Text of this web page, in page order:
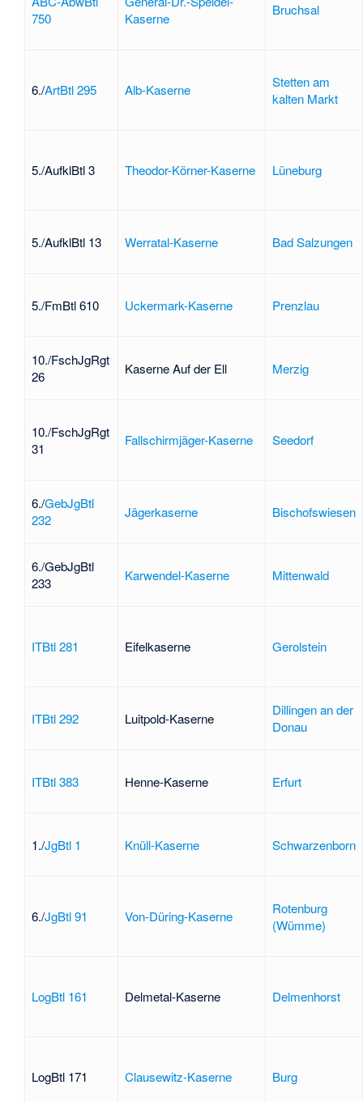
750
Kaserne
Bruchsal
6./ArtBtl 295 Alb-Kaserne
Stetten am
kalten Markt
5./AufklBtl 3 Theodor-Körner-Kaserne Lüneburg
5./AufklBtl 13 Werratal-Kaserne Bad Salzungen
5./FmBtl 610 Uckermark-Kaserne Prenzlau
10./FschJgRgt
26
Kaserne Auf der Ell Merzig
10./FschJgRgt
31
Fallschirmjäger-Kaserne Seedorf
6./GebJgBtl
232
Jägerkaserne Bischofswiesen
6./GebJgBtl
233
Karwendel-Kaserne Mittenwald
ITBtl 281 Eifelkaserne Gerolstein
ITBtl 292 Luitpold-Kaserne
Dillingen an der
Donau
ITBtl 383 Henne-Kaserne Erfurt
1./JgBtl 1 Knüll-Kaserne Schwarzenborn
6./JgBtl 91 Von-Düring-Kaserne
Rotenburg
(Wümme)
LogBtl 161 Delmetal-Kaserne Delmenhorst
LogBtl 171 Clausewitz-Kaserne Burg